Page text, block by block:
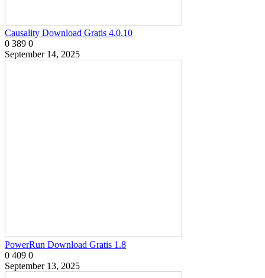
Causality Download Gratis 4.0.10
0 389 0
September 14, 2025
PowerRun Download Gratis 1.8
0 409 0
September 13, 2025